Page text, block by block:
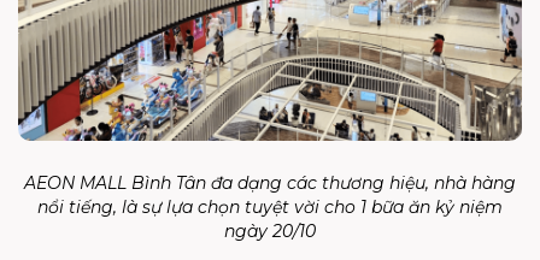
AEON MALL Bình Tân đa dạng các thương hiệu, nhà hàng
nổi tiếng, là sự lựa chọn tuyệt vời cho 1 bữa ăn kỷ niệm
ngày 20/10